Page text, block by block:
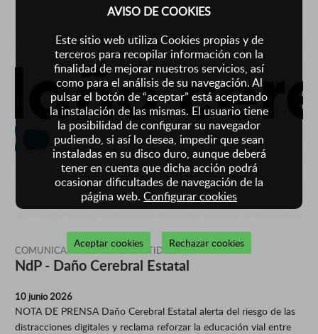
AVISO DE COOKIES
Este sitio web utiliza Cookies propias y de
terceros para recopilar información con la
finalidad de mejorar nuestros servicios, así
como para el análisis de su navegación. Al
pulsar el botón de “aceptar” está aceptando
la instalación de las mismas. El usuario tiene
la posibilidad de configurar su navegador
pudiendo, si así lo desea, impedir que sean
instaladas en su disco duro, aunque deberá
tener en cuenta que dicha acción podrá
ocasionar dificultades de navegación de la
página web. Configurar cookies
Aceptar cookies Rechazar cookies
COMUNICADOS DE OTRAS ENTIDADES
NdP - Daño Cerebral Estatal
10 junio 2026
NOTA DE PRENSA Daño Cerebral Estatal alerta del riesgo de las
distracciones digitales y reclama reforzar la educación vial entre